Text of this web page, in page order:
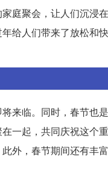
庭聚会，让人们沉浸
给人们带来了放松和
来临。同时，春节也
一起，共同庆祝这个
外，春节期间还有丰